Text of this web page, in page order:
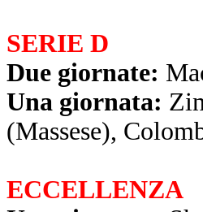
SERIE D
Due giornate:
Una giornata:
(Massese),
ECCELLENZA